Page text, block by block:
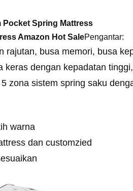
Pocket Spring Mattress
Amazon Hot SalePengantar:
rajutan, busa memori, busa
keras dengan kepadatan
zona sistem spring saku
warna
dan customzied